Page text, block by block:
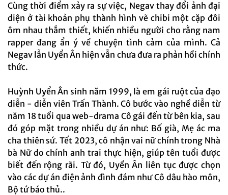
Cùng thời điểm xảy ra sự việc, Negav thay đổi ảnh đại
diện ở tài khoản phụ thành hình vẽ chibi một cặp đôi
ôm nhau thắm thiết, khiến nhiều người cho rằng nam
rapper đang ẩn ý về chuyện tình cảm của mình. Cả
Negav lẫn Uyển Ân hiện vẫn chưa đưa ra phản hồi chính
thức.
Huỳnh Uyển Ân sinh năm 1999, là em gái ruột của đạo
diễn - diễn viên Trấn Thành. Cô bước vào nghề diễn từ
năm 18 tuổi qua web-drama Cô gái đến từ bên kia, sau
đó góp mặt trong nhiều dự án như: Bố già, Mẹ ác ma
cha thiên sứ. Tết 2023, cô nhận vai nữ chính trong Nhà
bà Nữ do chính anh trai thực hiện, giúp tên tuổi được
biết đến rộng rãi. Từ đó, Uyển Ân liên tục được chọn
vào các dự án điện ảnh đình đám như Cô dâu hào môn,
Bộ tứ báo thủ..